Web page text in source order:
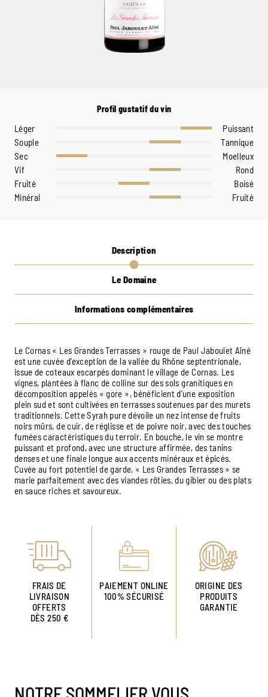
Profil gustatif du vin
Léger
Puissant
Souple
Tannique
Sec
Moelleux
Vif
Rond
Fruité
Boisé
Minéral
Fruité
Description
Le Domaine
Informations complémentaires
Le Cornas « Les Grandes Terrasses » rouge de Paul Jaboulet Aîné
est une cuvée d’exception de la vallée du Rhône septentrionale,
issue de coteaux escarpés dominant le village de Cornas. Les
vignes, plantées à flanc de colline sur des sols granitiques en
décomposition appelés « gore », bénéficient d’une exposition
plein sud et sont cultivées en terrasses soutenues par des murets
traditionnels. Cette Syrah pure dévoile un nez intense de fruits
noirs mûrs, de cuir, de réglisse et de poivre noir, avec des touches
fumées caractéristiques du terroir. En bouche, le vin se montre
puissant et profond, avec une structure affirmée, des tanins
denses et une finale longue aux accents minéraux et épicés.
Cuvée au fort potentiel de garde, « Les Grandes Terrasses » se
marie parfaitement avec des viandes rôties, du gibier ou des plats
en sauce riches et savoureux.
FRAIS DE
LIVRAISON
OFFERTS
DÈS 250 €
PAIEMENT ONLINE
100% SÉCURISÉ
ORIGINE DES
PRODUITS
GARANTIE